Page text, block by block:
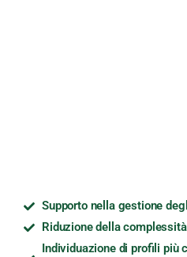
Supporto nella gestione
Riduzione della
Individuazione di profili più